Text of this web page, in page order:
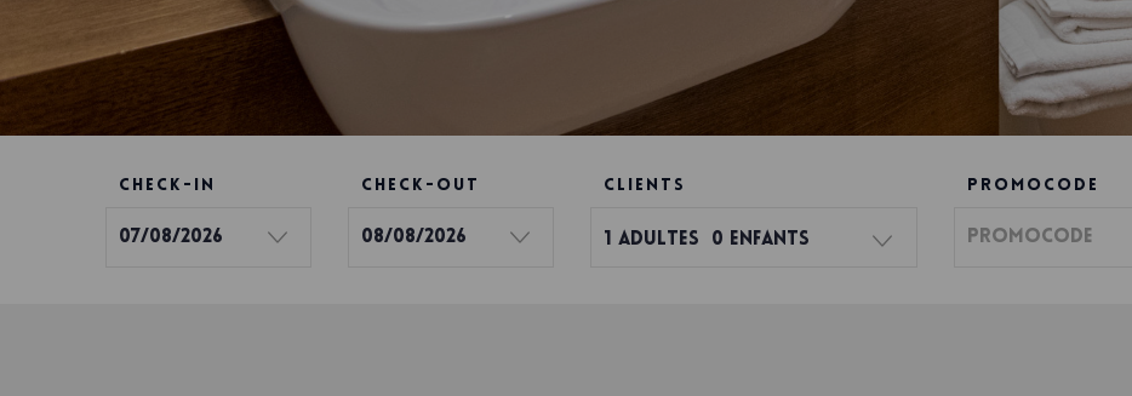
CHECK-IN CHECK-OUT CLIENTS
1 Adultes 0 Enfants
PROMOCODE